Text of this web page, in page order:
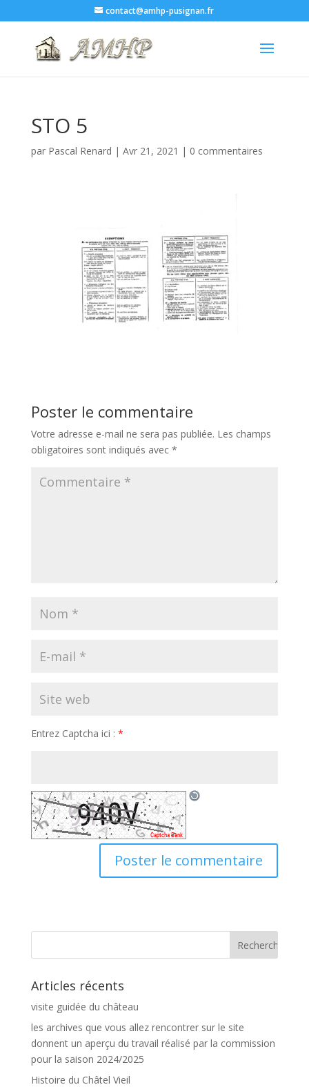
contact@amhp-pusignan.fr
STO 5
par Pascal Renard | Avr 21, 2021 | 0 commentaires
Poster le commentaire
Votre adresse e-mail ne sera pas publiée. Les champs
obligatoires sont indiqués avec *
Entrez Captcha ici : *
Articles récents
visite guidée du château
les archives que vous allez rencontrer sur le site
donnent un aperçu du travail réalisé par la commission
pour la saison 2024/2025
Histoire du Châtel Vieil